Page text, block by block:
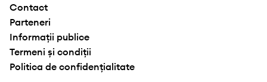
Contact
Parteneri
Informații publice
Termeni și condiții
Politica de confidențialitate